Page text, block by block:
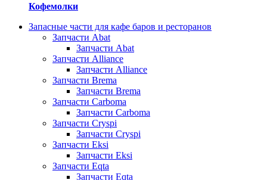
Кофемолки
Запасные части для кафе баров и ресторанов
Запчасти Abat
Запчасти Abat
Запчасти Alliance
Запчасти Alliance
Запчасти Brema
Запчасти Brema
Запчасти Carboma
Запчасти Carboma
Запчасти Cryspi
Запчасти Cryspi
Запчасти Eksi
Запчасти Eksi
Запчасти Eqta
Запчасти Eqta